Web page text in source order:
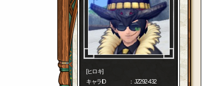
[ヒロキ]
キャラID
： JZ292-432